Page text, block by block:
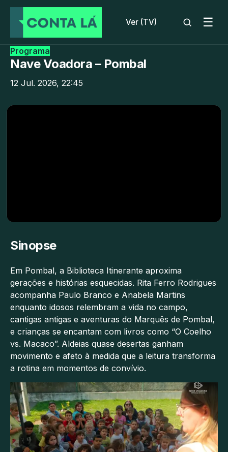
Ver (TV) ☰
Programa
Nave Voadora – Pombal
12 Jul. 2026, 22:45
Sinopse
Em Pombal, a Biblioteca Itinerante aproxima
gerações e histórias esquecidas. Rita Ferro Rodrigues
acompanha Paulo Branco e Anabela Martins
enquanto idosos relembram a vida no campo,
cantigas antigas e aventuras do Marquês de Pombal,
e crianças se encantam com livros como “O Coelho
vs. Macaco”. Aldeias quase desertas ganham
movimento e afeto à medida que a leitura transforma
a rotina em momentos de convívio.